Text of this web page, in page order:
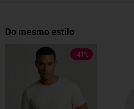
Do mesmo estilo
-41 %